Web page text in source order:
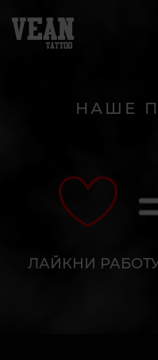
НАШЕ
ЛАЙКНИ